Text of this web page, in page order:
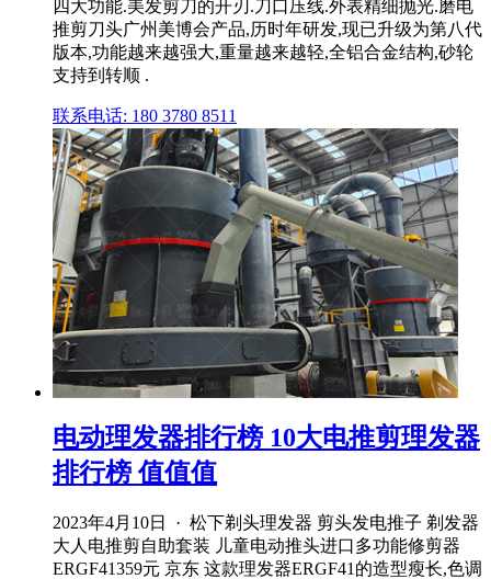
四大功能.美发剪刀的开刃.刀口压线.外表精细抛光.磨电
推剪刀头广州美博会产品,历时年研发,现已升级为第八代
版本,功能越来越强大,重量越来越轻,全铝合金结构,砂轮
支持到转顺 .
联系电话: 180 3780 8511
电动理发器排行榜 10大电推剪理发器
排行榜 值值值
2023年4月10日 · 松下剃头理发器 剪头发电推子 剃发器
大人电推剪自助套装 儿童电动推头进口多功能修剪器
ERGF41359元 京东 这款理发器ERGF41的造型瘦长,色调